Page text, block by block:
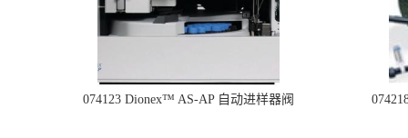
074123 Dionex™ AS-AP 自动进样器阀